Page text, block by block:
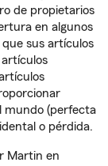
de propietarios
en algunos
sus artículos
mundo (perfecta
o pérdida.
Martin en